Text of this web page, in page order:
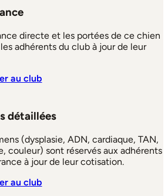
directe et les portées de ce chien
adhérents du club à jour de leur
au club
détaillées
(dysplasie, ADN, cardiaque, TAN,
couleur) sont réservés aux adhérents
à jour de leur cotisation.
au club